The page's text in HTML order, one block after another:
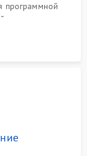
программной
порогов
АКБ.